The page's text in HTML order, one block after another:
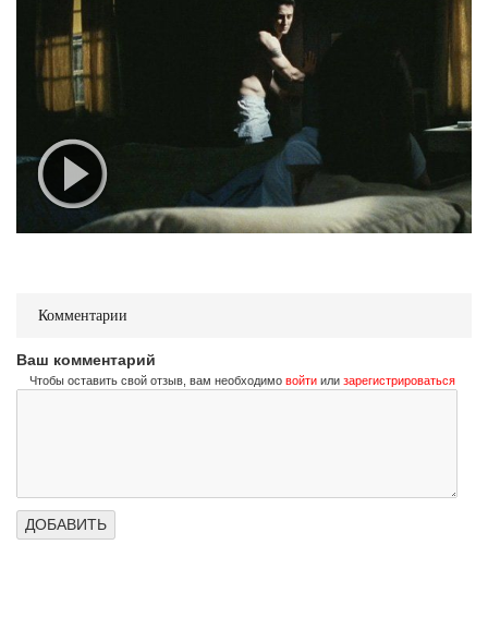
Комментарии
Ваш комментарий
Чтобы оставить свой отзыв, вам необходимо войти или зарегистрироваться